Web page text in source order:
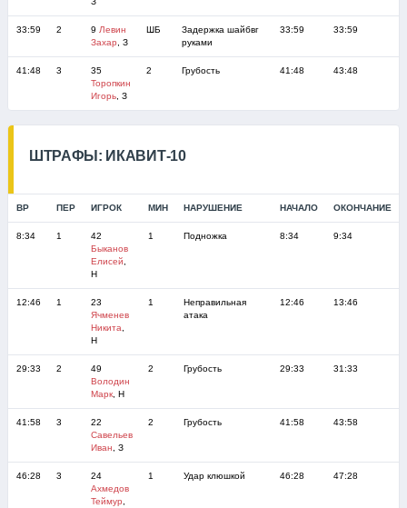
33:59 2 9 Левин
Захар , З
ШБ
Задержка шайбвг
руками
33:59 33:59
41:48 3
35
Торопкин
Игорь, З
2 Грубость 41:48 43:48
ШТРАФЫ: ИКАВИТ-10
ВР ПЕР ИГРОК МИН НАРУШЕНИЕ НАЧАЛО ОКОНЧАНИЕ
8:34 1
42
Быканов
Елисей
Н
1 Подножка 8:34 9:34
12:46 1
23
Ячменев
Никита
Н
1
Неправильная
атака
12:46 13:46
29:33 2
49
Володин
Марк, Н
2 Грубость 29:33 31:33
41:58 3
22
Савельев
Иван , З
2 Грубость 41:58 43:58
46:28 3
24
Ахмедов
Теймур
1 Удар клюшкой 46:28 47:28